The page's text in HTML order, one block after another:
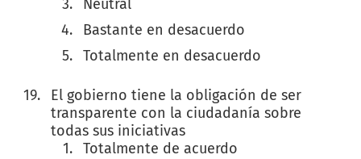
Neutral
Bastante en desacuerdo
Totalmente en desacuerdo
El gobierno tiene la obligación de ser
transparente con la ciudadanía sobre
todas sus iniciativas
Totalmente de acuerdo